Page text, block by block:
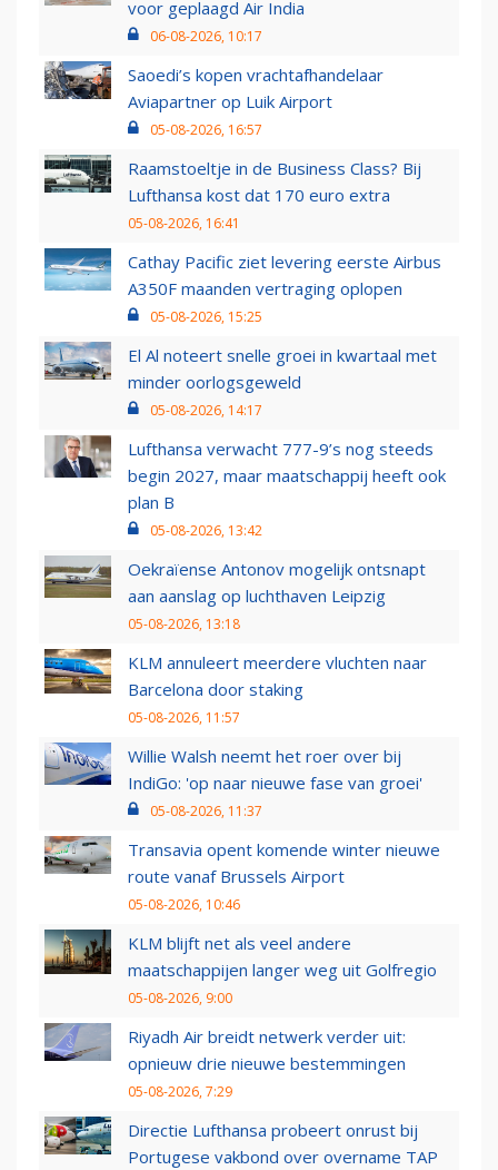
voor geplaagd Air India
06-08-2026, 10:17
Saoedi’s kopen vrachtafhandelaar
Aviapartner op Luik Airport
05-08-2026, 16:57
Raamstoeltje in de Business Class? Bij
Lufthansa kost dat 170 euro extra
05-08-2026, 16:41
Cathay Pacific ziet levering eerste Airbus
A350F maanden vertraging oplopen
05-08-2026, 15:25
El Al noteert snelle groei in kwartaal met
minder oorlogsgeweld
05-08-2026, 14:17
Lufthansa verwacht 777-9’s nog steeds
begin 2027, maar maatschappij heeft ook
plan B
05-08-2026, 13:42
Oekraïense Antonov mogelijk ontsnapt
aan aanslag op luchthaven Leipzig
05-08-2026, 13:18
KLM annuleert meerdere vluchten naar
Barcelona door staking
05-08-2026, 11:57
Willie Walsh neemt het roer over bij
IndiGo: 'op naar nieuwe fase van groei'
05-08-2026, 11:37
Transavia opent komende winter nieuwe
route vanaf Brussels Airport
05-08-2026, 10:46
KLM blijft net als veel andere
maatschappijen langer weg uit Golfregio
05-08-2026, 9:00
Riyadh Air breidt netwerk verder uit:
opnieuw drie nieuwe bestemmingen
05-08-2026, 7:29
Directie Lufthansa probeert onrust bij
Portugese vakbond over overname TAP